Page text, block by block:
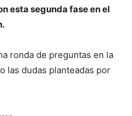
esta segunda fase en el
ronda de preguntas en la
las dudas planteadas por